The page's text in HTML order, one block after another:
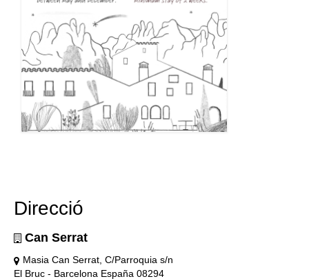
Direcció
Can Serrat
Masia Can Serrat, C/Parroquia s/n
El Bruc - Barcelona España 08294